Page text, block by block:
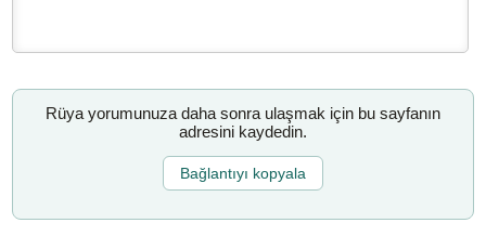
Rüya yorumunuza daha sonra ulaşmak için bu sayfanın
adresini kaydedin.
Bağlantıyı kopyala